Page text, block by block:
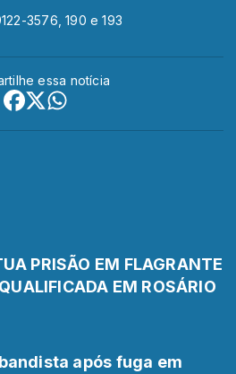
3576, 190 e 193
essa notícia
PRISÃO EM FLAGRANTE
EM ROSÁRIO
após fuga em